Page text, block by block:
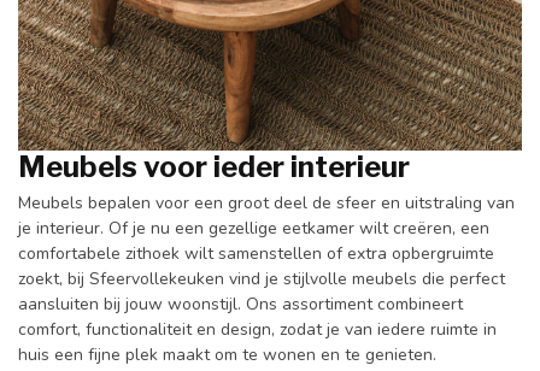
Meubels voor ieder interieur
Meubels bepalen voor een groot deel de sfeer en uitstraling van
je interieur. Of je nu een gezellige eetkamer wilt creëren, een
comfortabele zithoek wilt samenstellen of extra opbergruimte
zoekt, bij Sfeervollekeuken vind je stijlvolle meubels die perfect
aansluiten bij jouw woonstijl. Ons assortiment combineert
comfort, functionaliteit en design, zodat je van iedere ruimte in
huis een fijne plek maakt om te wonen en te genieten.